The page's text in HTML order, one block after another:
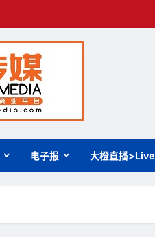
电子报 大橙直播>Live